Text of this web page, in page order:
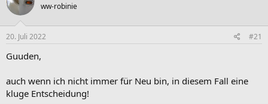
ww-robinie
20. Juli 2022 #21
Guuden,
auch wenn ich nicht immer für Neu bin, in diesem Fall eine
kluge Entscheidung!